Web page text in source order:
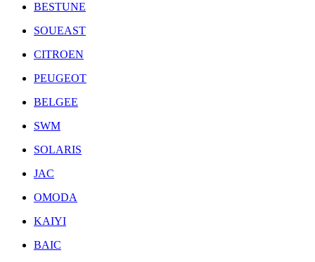
BESTUNE
SOUEAST
CITROEN
PEUGEOT
BELGEE
SWM
SOLARIS
JAC
OMODA
KAIYI
BAIC